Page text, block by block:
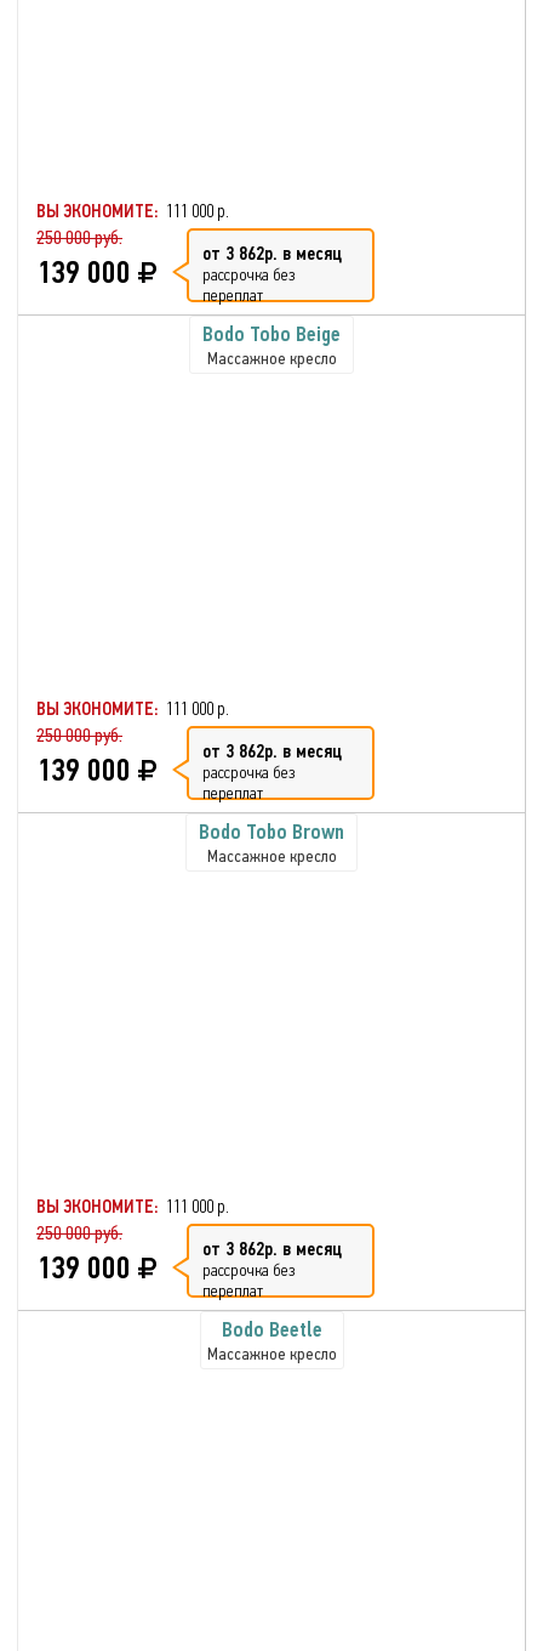
ВЫ ЭКОНОМИТЕ: 111 000 р.
250 000 руб.
139 000 от 3 862р. в месяц
рассрочка без
переплат
Bodo Tobo Beige
Массажное кресло
ВЫ ЭКОНОМИТЕ: 111 000 р.
250 000 руб.
139 000 от 3 862р. в месяц
рассрочка без
переплат
Bodo Tobo Brown
Массажное кресло
ВЫ ЭКОНОМИТЕ: 111 000 р.
250 000 руб.
139 000 от 3 862р. в месяц
рассрочка без
переплат
Bodo Beetle
Массажное кресло